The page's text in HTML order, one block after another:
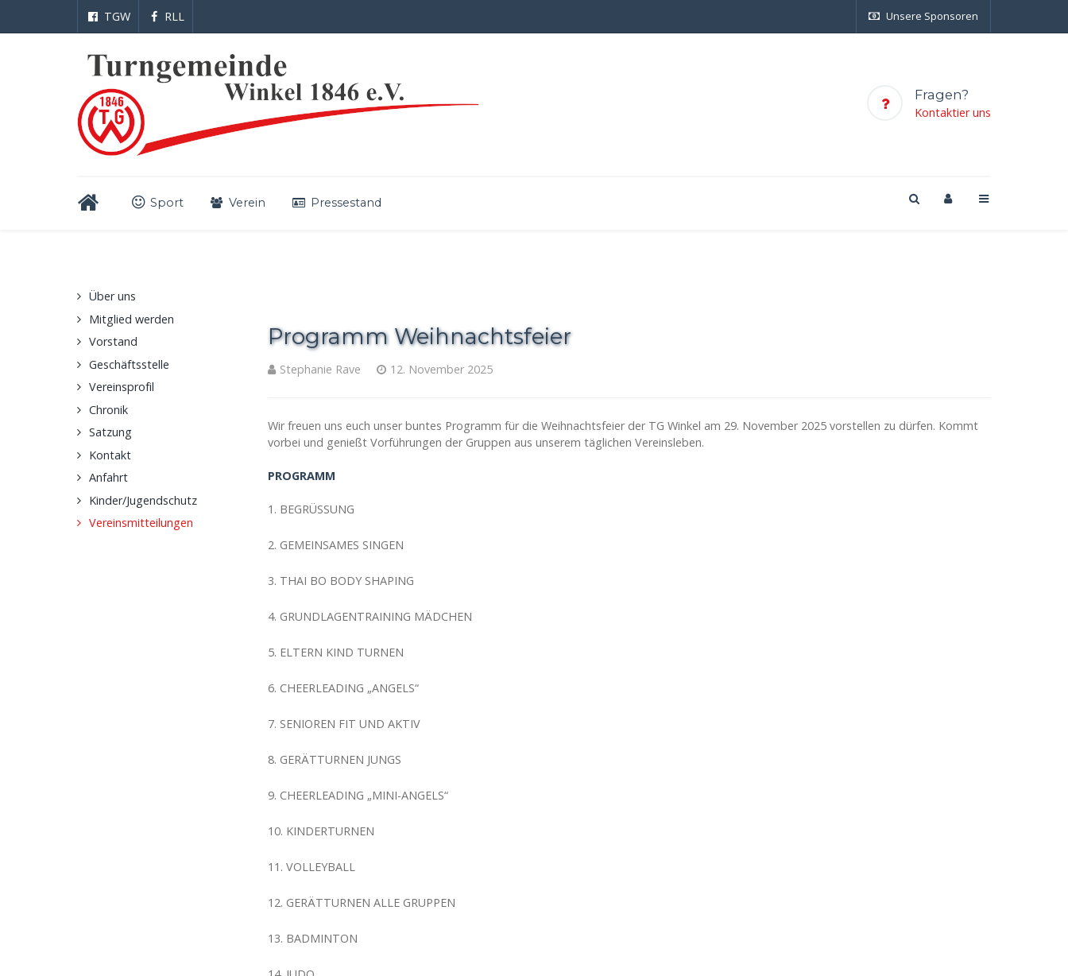
TGW RLL Unsere Sponsoren
Fragen?
Kontaktier uns
Sport Verein Pressestand
Über uns
Mitglied werden
Vorstand
Geschäftsstelle
Vereinsprofil
Chronik
Satzung
Kontakt
Anfahrt
Kinder/Jugendschutz
Vereinsmitteilungen
Programm Weihnachtsfeier
Stephanie Rave 12. November 2025
Wir freuen uns euch unser buntes Programm für die Weihnachtsfeier der TG Winkel am 29. November 2025 vorstellen zu dürfen. Kommt
vorbei und genießt Vorführungen der Gruppen aus unserem täglichen Vereinsleben.
PROGRAMM
1. BEGRÜSSUNG
2. GEMEINSAMES SINGEN
3. THAI BO BODY SHAPING
4. GRUNDLAGENTRAINING MÄDCHEN
5. ELTERN KIND TURNEN
6. CHEERLEADING „ANGELS“
7. SENIOREN FIT UND AKTIV
8. GERÄTTURNEN JUNGS
9. CHEERLEADING „MINI-ANGELS“
10. KINDERTURNEN
11. VOLLEYBALL
12. GERÄTTURNEN ALLE GRUPPEN
13. BADMINTON